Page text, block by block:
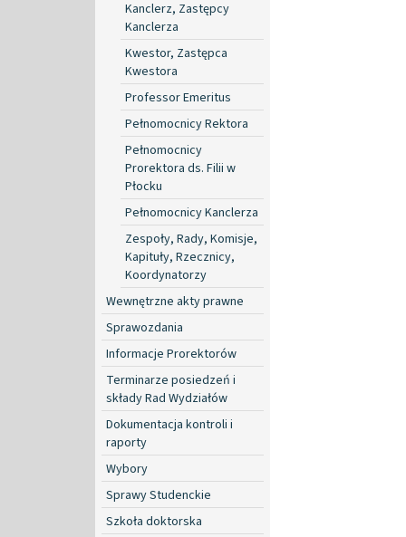
Kanclerz, Zastępcy
Kanclerza
Kwestor, Zastępca
Kwestora
Professor Emeritus
Pełnomocnicy Rektora
Pełnomocnicy
Prorektora ds. Filii w
Płocku
Pełnomocnicy Kanclerza
Zespoły, Rady, Komisje,
Kapituły, Rzecznicy,
Koordynatorzy
Wewnętrzne akty prawne
Sprawozdania
Informacje Prorektorów
Terminarze posiedzeń i
składy Rad Wydziałów
Dokumentacja kontroli i
raporty
Wybory
Sprawy Studenckie
Szkoła doktorska